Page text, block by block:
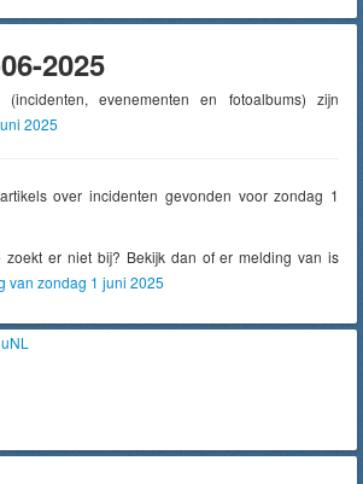
2025
(incidenten, evenementen en fotoalbums) zijn
2025
over incidenten gevonden voor zondag 1
zoekt er niet bij? Bekijk dan of er melding van is
van zondag 1 juni 2025